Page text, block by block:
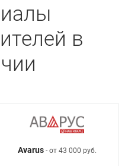
в
Avarus- от 43 000 руб.